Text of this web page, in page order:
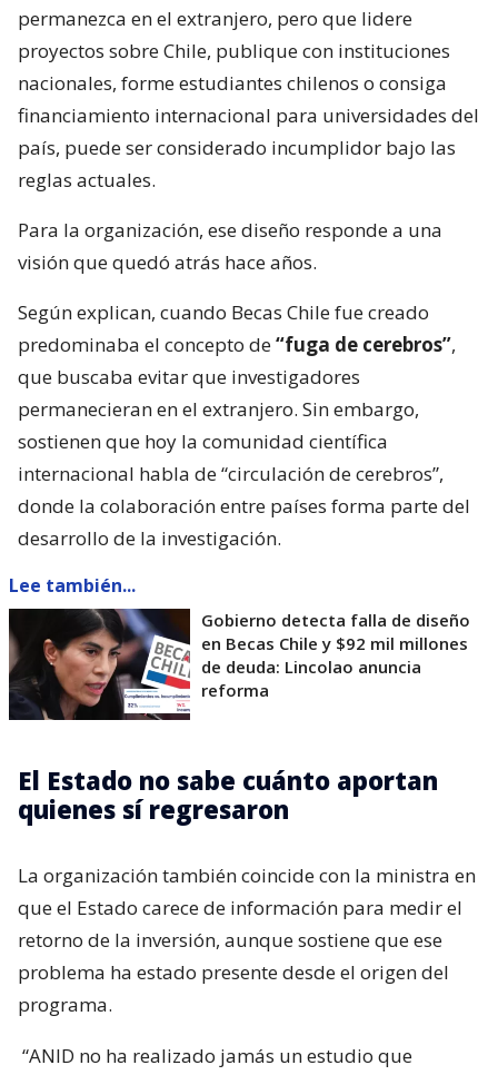
permanezca en el extranjero, pero que lidere
proyectos sobre Chile, publique con instituciones
nacionales, forme estudiantes chilenos o consiga
financiamiento internacional para universidades del
país, puede ser considerado incumplidor bajo las
reglas actuales.
Para la organización, ese diseño responde a una
visión que quedó atrás hace años.
Según explican, cuando Becas Chile fue creado
predominaba el concepto de“fuga de cerebros”,
que buscaba evitar que investigadores
permanecieran en el extranjero. Sin embargo,
sostienen que hoy la comunidad científica
internacional habla de “circulación de cerebros”,
donde la colaboración entre países forma parte del
desarrollo de la investigación.
Lee también...
Gobierno detecta falla de diseño
en Becas Chile y $92 mil millones
de deuda: Lincolao anuncia
reforma
El Estado no sabe cuánto aportan
quienes sí regresaron
La organización también coincide con la ministra en
que el Estado carece de información para medir el
retorno de la inversión, aunque sostiene que ese
problema ha estado presente desde el origen del
programa.
“ANID no ha realizado jamás un estudio que